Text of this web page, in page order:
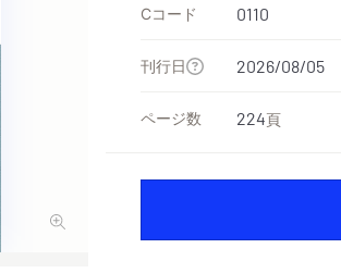
Cコード 0110
刊行日 2026/08/05
ページ数 224頁